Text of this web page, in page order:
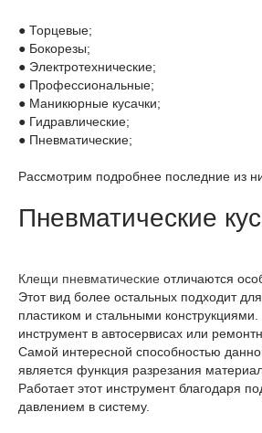
● Торцевые;
● Бокорезы;
● Электротехнические;
● Профессиональные;
● Маникюрные кусачки;
● Гидравлические;
● Пневматические;
Рассмотрим подробнее последние из
Пневматические
Клещи пневматические отличаются
Этот вид более остальных подходит
пластиком и стальными
инструмент в автосервисах или
Самой интересной способностью
является функция разрезания
Работает этот инструмент благодаря
давлением в систему.